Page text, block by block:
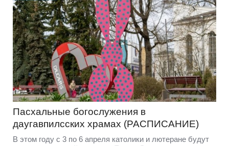
Пасхальные богослужения в
даугавпилсских храмах (РАСПИСАНИЕ)
В этом году с 3 по 6 апреля католики и лютеране будут